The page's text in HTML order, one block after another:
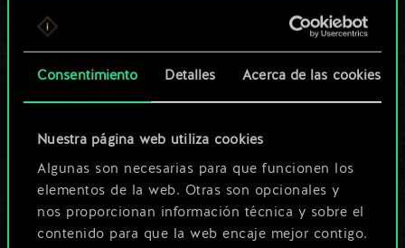
Consentimiento Detalles Acerca de las cookies
Nuestra página web utiliza cookies
Algunas son necesarias para que funcionen los
elementos de la web. Otras son opcionales y
nos proporcionan información técnica y sobre el
contenido para que la web encaje mejor contigo.
un conjunto de
cartas compartido.
¡Pero puede llegar a
ser mucho más!
Poner nombre a esta baraja y crear
una guía